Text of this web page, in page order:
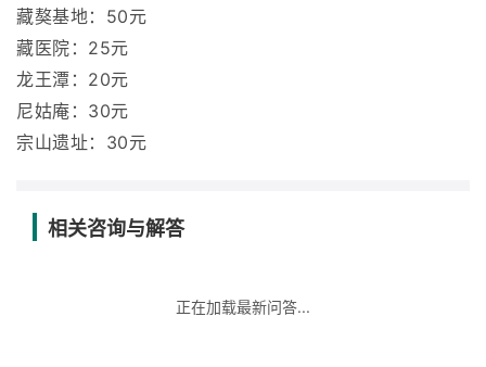
藏獒基地：50元
藏医院：25元
龙王潭：20元
尼姑庵：30元
宗山遗址：30元
相关咨询与解答
正在加载最新问答...